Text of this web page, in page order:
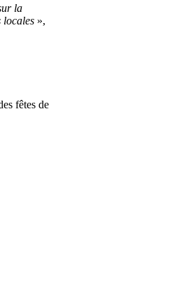
la
locales »,
fêtes de